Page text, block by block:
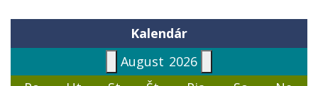
Kalendár
August 2026